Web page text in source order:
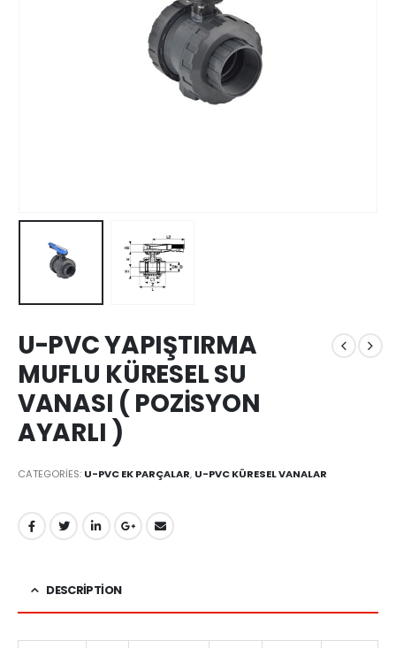
U-PVC YAPIŞTIRMA
MUFLU KÜRESEL SU
VANASI ( POZİSYON
AYARLI )
CATEGORIES: U-PVC EK PARÇALAR, U-PVC KÜRESEL VANALAR
DESCRIPTION